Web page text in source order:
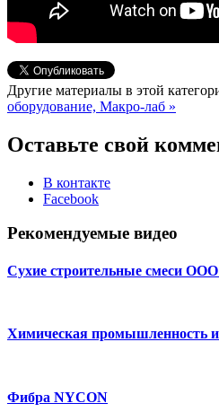
Другие материалы в этой
оборудование, Макро-лаб »
Оставьте свой
В контакте
Facebook
Рекомендуемые видео
Сухие строительные смеси
Химическая промышленность
Фибра NYCON